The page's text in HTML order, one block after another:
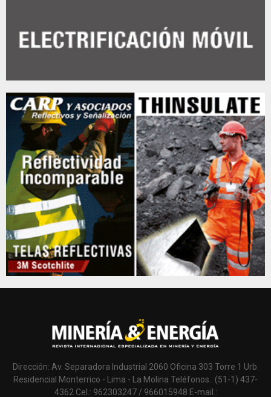
Dirección: Av. Separadora Industrial 2060 Oficina 303 Torre 1 Urb.
Residencial Monterrico - Lima - La Molina Teléfonos.: (51-1) 437-
4362 Cel.: 962303247 / 966015948 E-mail.: